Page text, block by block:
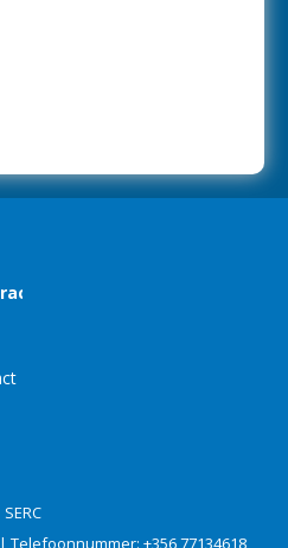
SERC
| Telefoonnummer: +356 77134618